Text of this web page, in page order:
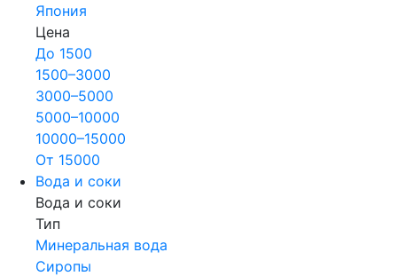
Япония
Цена
До 1500
1500–3000
3000–5000
5000–10000
10000–15000
От 15000
Вода и соки
Вода и соки
Тип
Минеральная вода
Сиропы